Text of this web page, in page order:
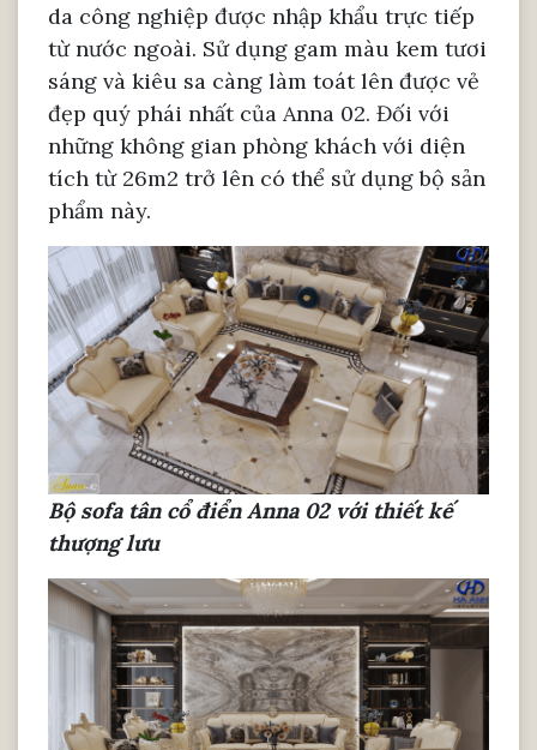
da công nghiệp được nhập khẩu trực tiếp
từ nước ngoài. Sử dụng gam màu kem tươi
sáng và kiêu sa càng làm toát lên được vẻ
đẹp quý phái nhất của Anna 02. Đối với
những không gian phòng khách với diện
tích từ 26m2 trở lên có thể sử dụng bộ sản
phẩm này.
Bộ sofa tân cổ điển Anna 02 với thiết kế
thượng lưu